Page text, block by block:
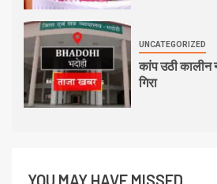
UNCATEGORIZED
कांप उठी कालीन
गिरा
YOU MAY HAVE MISSED